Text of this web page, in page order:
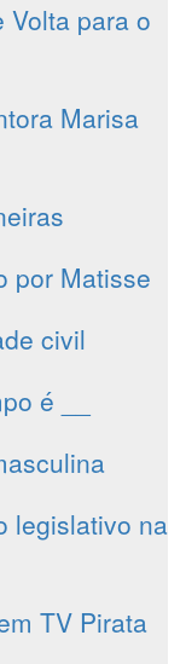
Volta para o
Marisa
por Matisse
civil
é __
legislativo na
TV Pirata